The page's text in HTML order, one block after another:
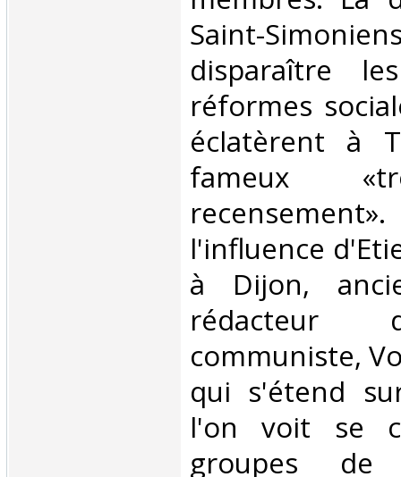
Saint-
disparaître
réformes
éclatèrent à
fameux
l'influence
à Dijon,
rédacteur
communiste,
qui s'étend
l'on voit se
groupes de